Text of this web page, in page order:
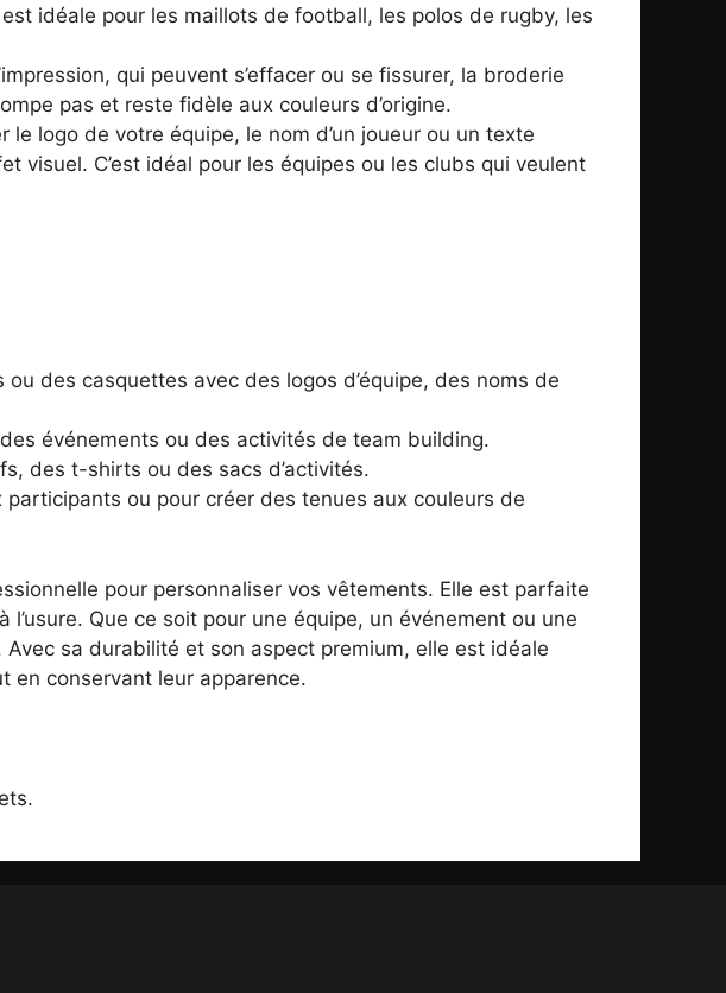
idéale pour les maillots de football, les polos de rugby, les
qui peuvent s’effacer ou se fissurer, la broderie
pas et reste fidèle aux couleurs d’origine.
le logo de votre équipe, le nom d’un joueur ou un texte
visuel. C’est idéal pour les équipes ou les clubs qui veulent
des casquettes avec des logos d’équipe, des noms de
événements ou des activités de team building.
des t-shirts ou des sacs d’activités.
ou pour créer des tenues aux couleurs de
pour personnaliser vos vêtements. Elle est parfaite
Que ce soit pour une équipe, un événement ou une
sa durabilité et son aspect premium, elle est idéale
en conservant leur apparence.